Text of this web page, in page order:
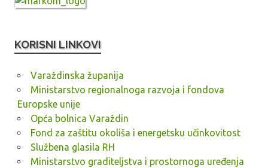
KORISNI LINKOVI
Varaždinska županija
Ministarstvo regionalnoga razvoja i fondova
Europske unije
Opća bolnica Varaždin
Fond za zaštitu okoliša i energetsku učinkovitost
Službena glasila RH
Ministarstvo graditeljstva i prostornoga uređenja